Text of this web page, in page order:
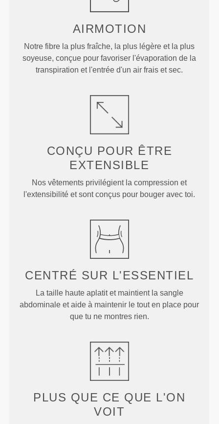
AIRMOTION
Notre fibre la plus fraîche, la plus légère et la plus
soyeuse, conçue pour favoriser l'évaporation de la
transpiration et l'entrée d'un air frais et sec.
CONÇU POUR ÊTRE
EXTENSIBLE
Nos vêtements privilégient la compression et
l'extensibilité et sont conçus pour bouger avec toi.
CENTRÉ SUR L'ESSENTIEL
La taille haute aplatit et maintient la sangle
abdominale et aide à maintenir le tout en place pour
que tu ne montres rien.
PLUS QUE CE QUE L'ON
VOIT